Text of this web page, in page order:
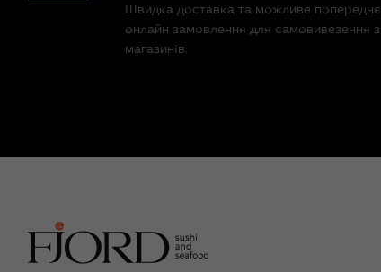
Швидка доставка та можливе попереднє
онлайн замовлення для самовивезення з
магазинів.